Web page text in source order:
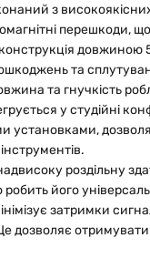
з
перешкоди,
та
та гнучкість
у студійні
установками,
роздільну
його
затримки
дозволяє